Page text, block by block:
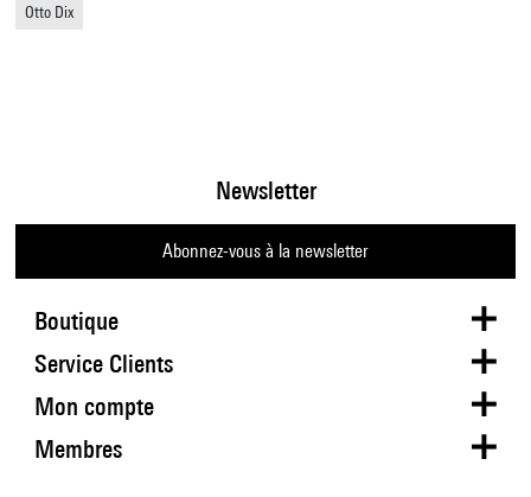
Otto Dix
Boutique
Newsletter
Abonnez-vous à la newsletter
Service Clients
Mon compte
Membres